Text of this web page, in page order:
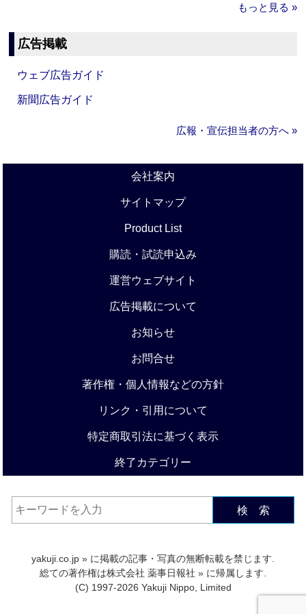
もっと見る »
広告掲載
ウェブ広告ガイド
新聞広告ガイド
広報・宣伝担当者の方へ »
会社案内
サイトマップ
Product List
購読・試読申込み
運営ウェブサイト
広告掲載について
お知らせ
お問合せ
著作権・個人情報などの方針
リンク・引用について
特定商取引法に基づく表示
終了カテゴリー
検 索
yakuji.co.jp » に掲載の記事・写真の無断転載を禁じます.
総ての著作権は株式会社 薬事日報社 » に帰属します.
(C) 1997-2026 Yakuji Nippo, Limited